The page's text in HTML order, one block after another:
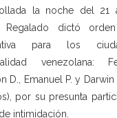
la noche del 21
Regalado dictó
para los
venezolana:
D., Emanuel P. y
por su presunta
intimidación.